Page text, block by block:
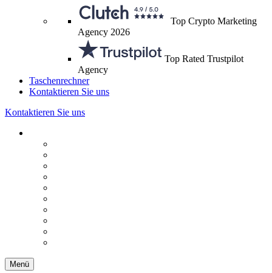
Top Crypto Marketing
Agency 2026
Top Rated Trustpilot
Agency
Taschenrechner
Kontaktieren Sie uns
Kontaktieren Sie uns
Menü